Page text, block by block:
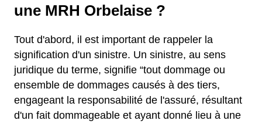
une MRH Orbelaise ?
Tout d'abord, il est important de rappeler la
signification d'un sinistre. Un sinistre, au sens
juridique du terme, signifie “tout dommage ou
ensemble de dommages causés à des tiers,
engageant la responsabilité de l'assuré, résultant
d'un fait dommageable et ayant donné lieu à une